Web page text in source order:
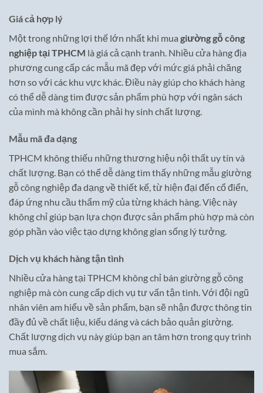
Giá cả hợp lý
Một trong những lợi thế lớn nhất khi mua giường gỗ công
nghiệp tại TPHCM là giá cả cạnh tranh. Nhiều cửa hàng địa
phương cung cấp các mẫu mã đẹp với mức giá phải chăng
hơn so với các khu vực khác. Điều này giúp cho khách hàng
có thể dễ dàng tìm được sản phẩm phù hợp với ngân sách
của mình mà không cần phải hy sinh chất lượng.
Mẫu mã đa dạng
TPHCM không thiếu những thương hiệu nội thất uy tín và
chất lượng. Bạn có thể dễ dàng tìm thấy những mẫu giường
gỗ công nghiệp đa dạng về thiết kế, từ hiện đại đến cổ điển,
đáp ứng nhu cầu thẩm mỹ của từng khách hàng. Việc này
không chỉ giúp bạn lựa chọn được sản phẩm phù hợp mà còn
góp phần vào việc tạo dựng không gian sống lý tưởng.
Dịch vụ khách hàng tận tình
Nhiều cửa hàng tại TPHCM không chỉ bán giường gỗ công
nghiệp mà còn cung cấp dịch vụ tư vấn tận tình. Với đội ngũ
nhân viên am hiểu về sản phẩm, bạn sẽ nhận được thông tin
đầy đủ về chất liệu, kiểu dáng và cách bảo quản giường.
Chất lượng dịch vụ này giúp bạn an tâm hơn trong quy trình
mua sắm.